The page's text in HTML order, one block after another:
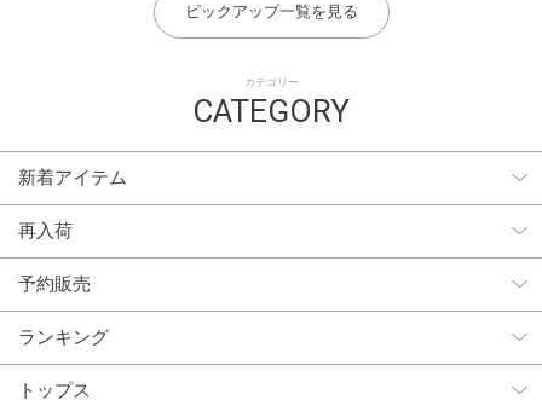
カテゴリー
CATEGORY
新着アイテム
再入荷
予約販売
ランキング
トップス
ピックアップ一覧を見る